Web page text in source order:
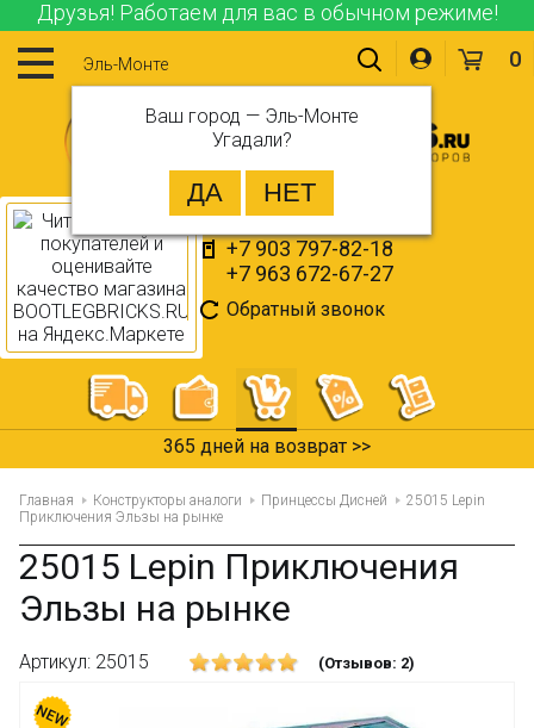
Друзья! Работаем для вас в обычном режиме!
Эль-Монте
Ваш город — Эль-Монте
Угадали?
+7 903 797-82-18
+7 963 672-67-27
Обратный звонок
0
365 дней на возврат >>
Главная Конструкторы аналоги Принцессы Дисней
25015 Lepin
Приключения Эльзы на рынке
25015 Lepin Приключения
Эльзы на рынке
Артикул: 25015 (Отзывов: 2)